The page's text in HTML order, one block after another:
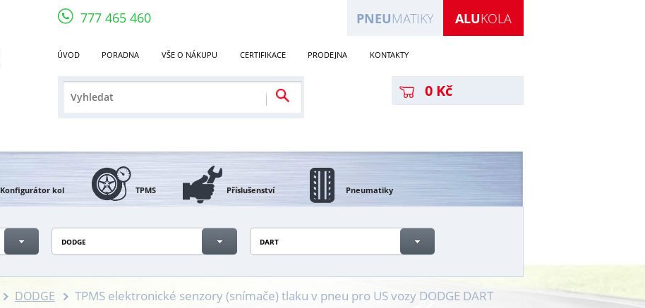
777 465 460 ALUKOLA
PNEUMATIKY
ÚVOD PORADNA VŠE O NÁKUPU CERTIFIKACE PRODEJNA KONTAKTY
0 Kč
Konfigurátor kol TPMS Příslušenství Pneumatiky
DODGE DART
DODGE TPMS elektronické senzory (snímače) tlaku v pneu pro US vozy DODGE DART